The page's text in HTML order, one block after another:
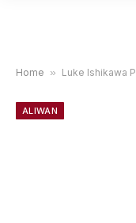
Home » Luke Ishikawa Plowden
ALIWAN